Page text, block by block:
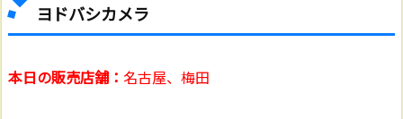
ヨドバシカメラ
本日の販売店舗： 名古屋、梅田